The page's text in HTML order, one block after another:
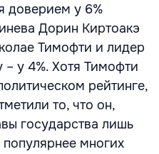
доверием у 6%
Дорин Киртоакэ
Тимофти и лидер
у 4%. Хотя Тимофти
рейтинге,
то, что он,
государства лишь
многих